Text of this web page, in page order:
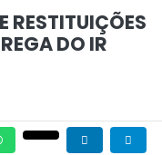
RESTITUIÇÕES
DO IR